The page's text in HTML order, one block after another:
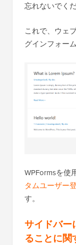
忘れないでくだ
これで、ウェ
グインフォー
WPFormsを使
タムユーザー
す。
サイドバー
ることに